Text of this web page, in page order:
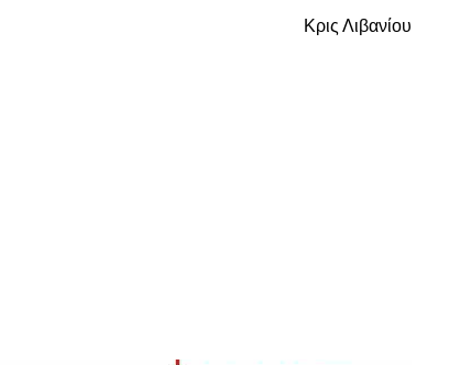
Κρις Λιβανίου